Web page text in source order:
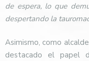
de espera, lo que
despertando la
Asimismo, como
destacado el papel